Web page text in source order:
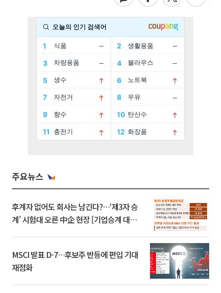
주요뉴스
후계자 없어도 회사는 남긴다?…‘제3자 승
계’ 시험대 오른 中企 현장 [기업승계 대전
MSCI 발표 D-7…후보주 반등에 편입 기대
재점화